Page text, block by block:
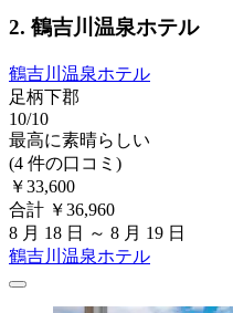
2. 鶴吉川温泉ホテル
鶴吉川温泉ホテル
足柄下郡
10/10
最高に素晴らしい
(4 件の口コミ)
￥33,600
合計 ￥36,960
8 月 18 日 ～ 8 月 19 日
鶴吉川温泉ホテル